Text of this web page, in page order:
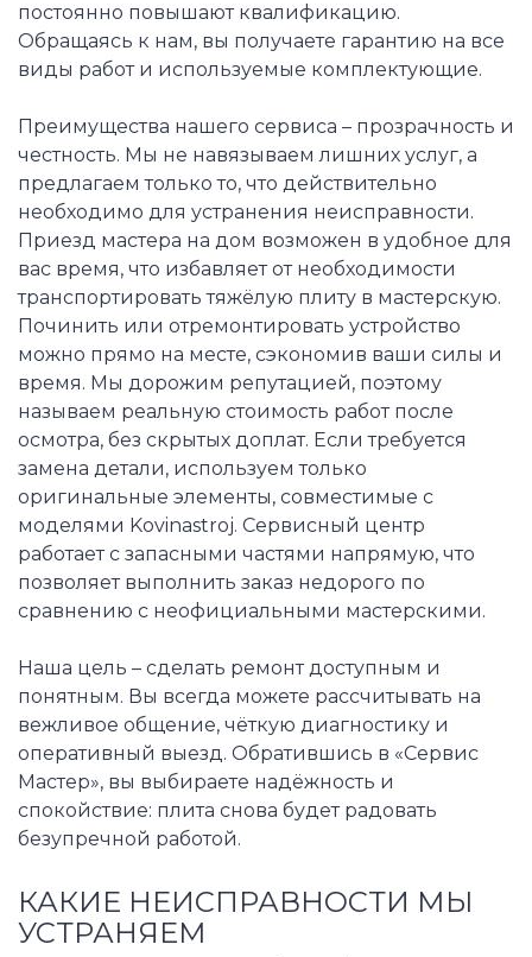
постоянно повышают квалификацию.
Обращаясь к нам, вы получаете гарантию на все
виды работ и используемые комплектующие.
Преимущества нашего сервиса – прозрачность и
честность. Мы не навязываем лишних услуг, а
предлагаем только то, что действительно
необходимо для устранения неисправности.
Приезд мастера на дом возможен в удобное для
вас время, что избавляет от необходимости
транспортировать тяжёлую плиту в мастерскую.
Починить или отремонтировать устройство
можно прямо на месте, сэкономив ваши силы и
время. Мы дорожим репутацией, поэтому
называем реальную стоимость работ после
осмотра, без скрытых доплат. Если требуется
замена детали, используем только
оригинальные элементы, совместимые с
моделями Kovinastroj. Сервисный центр
работает с запасными частями напрямую, что
позволяет выполнить заказ недорого по
сравнению с неофициальными мастерскими.
Наша цель – сделать ремонт доступным и
понятным. Вы всегда можете рассчитывать на
вежливое общение, чёткую диагностику и
оперативный выезд. Обратившись в «Сервис
Мастер», вы выбираете надёжность и
спокойствие: плита снова будет радовать
безупречной работой.
КАКИЕ НЕИСПРАВНОСТИ МЫ
УСТРАНЯЕМ